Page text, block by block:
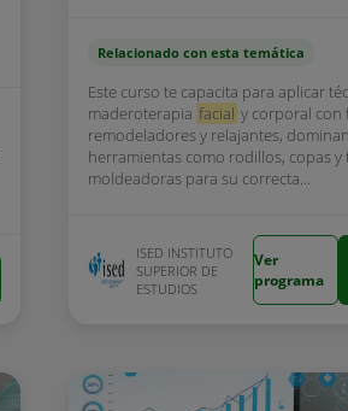
Relacionado con esta temática
Este curso te capacita para aplicar
maderoterapia facial y corporal con
remodeladores y relajantes,
herramientas como rodillos, copas y
moldeadoras para su correcta...
ISED INSTITUTO
SUPERIOR DE
ESTUDIOS
Ver
programa